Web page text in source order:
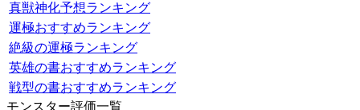
真獣神化予想ランキング
運極おすすめランキング
絶級の運極ランキング
英雄の書おすすめランキング
戦型の書おすすめランキング
モンスター評価一覧